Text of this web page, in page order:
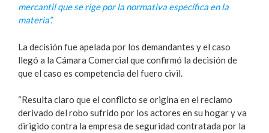
mercantil que se rige por la normativa específica en la
materia”.
La decisión fue apelada por los demandantes y el caso
llegó a la Cámara Comercial que confirmó la decisión de
que el caso es competencia del fuero civil.
“Resulta claro que el conflicto se origina en el reclamo
derivado del robo sufrido por los actores en su hogar y va
dirigido contra la empresa de seguridad contratada por la